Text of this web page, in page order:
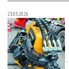
23.03.2026